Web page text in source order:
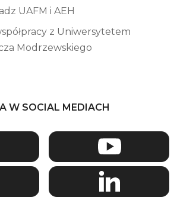
UAFM i AEH
z Uniwersytetem
Modrzewskiego
W SOCIAL MEDIACH